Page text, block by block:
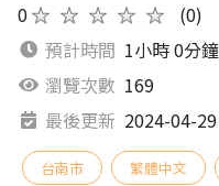
0★★★★★
(0)
預計時間 1小時 0分鐘
瀏覽次數 169
最後更新 2024-04-29
台南市 繁體中文